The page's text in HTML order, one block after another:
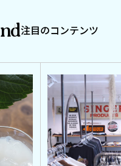
注目のコンテンツ